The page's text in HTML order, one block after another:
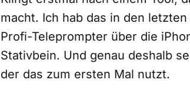
macht. Ich hab das in den
Profi-Teleprompter über die
Stativbein. Und genau deshalb
der das zum ersten Mal nutzt.